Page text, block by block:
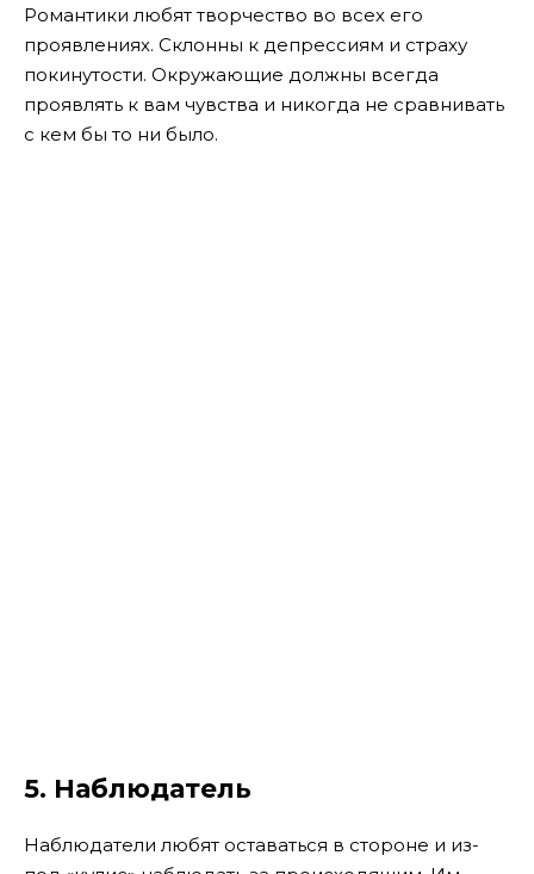
Романтики любят творчество во всех его
проявлениях. Склонны к депрессиям и страху
покинутости. Окружающие должны всегда
проявлять к вам чувства и никогда не сравнивать
с кем бы то ни было.
5. Наблюдатель
Наблюдатели любят оставаться в стороне и из-